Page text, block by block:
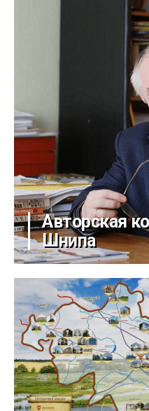
Авторская
Шнипа